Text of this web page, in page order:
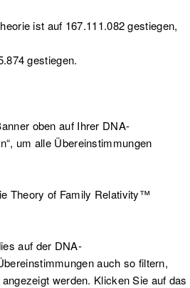
ist auf 167.111.082 gestiegen,
gestiegen.
oben auf Ihrer DNA-
um alle Übereinstimmungen
Theory of Family Relativity™
auf der DNA-
auch so filtern,
werden. Klicken Sie auf das